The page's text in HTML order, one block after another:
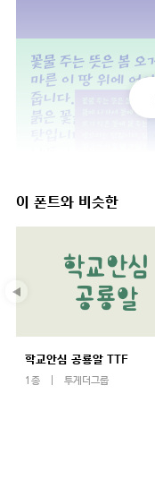
이 폰트와 비슷한
학교안심 공룡알 TTF
1종 투게더그룹